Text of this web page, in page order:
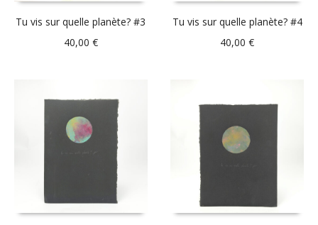
Tu vis sur quelle planète? #3
40,00 €
Tu vis sur quelle planète? #4
40,00€